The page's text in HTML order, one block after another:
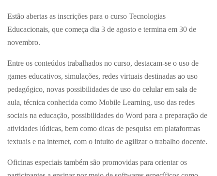
Estão abertas as inscrições para o curso Tecnologias
Educacionais, que começa dia 3 de agosto e termina em 30 de
novembro.
Entre os conteúdos trabalhados no curso, destacam-se o uso de
games educativos, simulações, redes virtuais destinadas ao uso
pedagógico, novas possibilidades de uso do celular em sala de
aula, técnica conhecida como Mobile Learning, uso das redes
sociais na educação, possibilidades do Word para a preparação de
atividades lúdicas, bem como dicas de pesquisa em plataformas
textuais e na internet, com o intuito de agilizar o trabalho docente.
Oficinas especiais também são promovidas para orientar os